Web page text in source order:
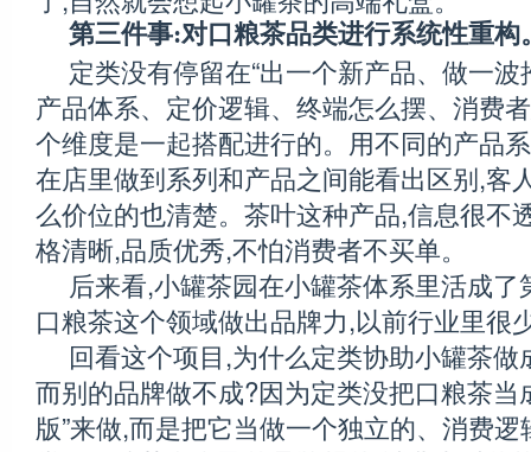
第三件事:对口粮茶品类进行系统性重构
定类没有停留在“出一个新产品、做一波
产品体系、定价逻辑、终端怎么摆、消费
个维度是一起搭配进行的。用不同的产品
在店里做到系列和产品之间能看出区别,客
么价位的也清楚。茶叶这种产品,信息很不
格清晰,品质优秀,不怕消费者不买单。
后来看,小罐茶园在小罐茶体系里活成
口粮茶这个领域做出品牌力,以前行业里很
回看这个项目,为什么定类协助小罐茶
而别的品牌做不成?因为定类没把口粮茶当
版”来做,而是把它当做一个独立的、消费